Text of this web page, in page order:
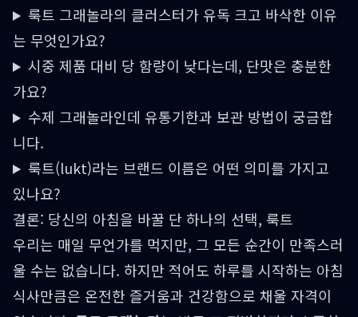
룩트 그래놀라의 클러스터가 유독 크고 바삭한 이유
는 무엇인가요?
시중 제품 대비 당 함량이 낮다는데, 단맛은 충분한
가요?
수제 그래놀라인데 유통기한과 보관 방법이 궁금합
니다.
룩트(lukt)라는 브랜드 이름은 어떤 의미를 가지고
있나요?
결론: 당신의 아침을 바꿀 단 하나의 선택, 룩트
우리는 매일 무언가를 먹지만, 그 모든 순간이 만족스러
울 수는 없습니다. 하지만 적어도 하루를 시작하는 아침
식사만큼은 온전한 즐거움과 건강함으로 채울 자격이